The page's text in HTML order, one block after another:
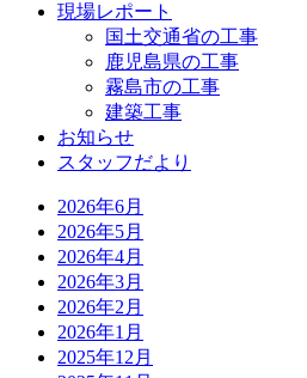
現場レポート
国土交通省の工事
鹿児島県の工事
霧島市の工事
建築工事
お知らせ
スタッフだより
2026年6月
2026年5月
2026年4月
2026年3月
2026年2月
2026年1月
2025年12月